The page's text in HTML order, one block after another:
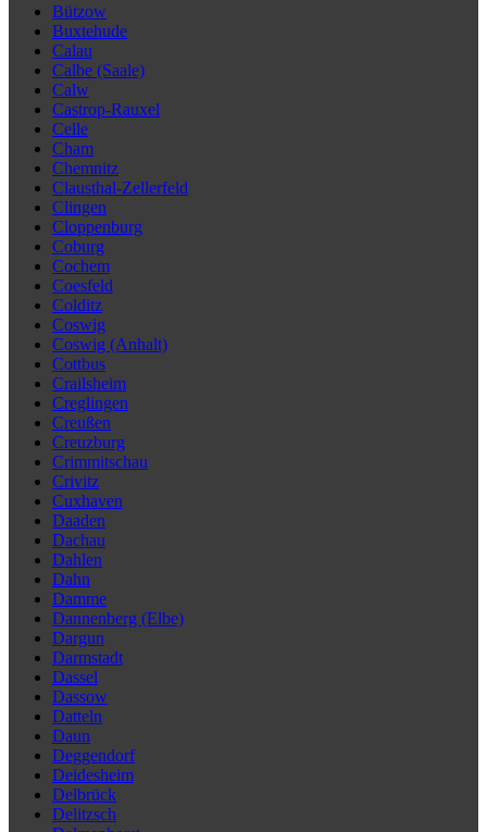
Bützow
Buxtehude
Calau
Calbe (Saale)
Calw
Castrop-Rauxel
Celle
Cham
Chemnitz
Clausthal-Zellerfeld
Clingen
Cloppenburg
Coburg
Cochem
Coesfeld
Colditz
Coswig
Coswig (Anhalt)
Cottbus
Crailsheim
Creglingen
Creußen
Creuzburg
Crimmitschau
Crivitz
Cuxhaven
Daaden
Dachau
Dahlen
Dahn
Damme
Dannenberg (Elbe)
Dargun
Darmstadt
Dassel
Dassow
Datteln
Daun
Deggendorf
Deidesheim
Delbrück
Delitzsch